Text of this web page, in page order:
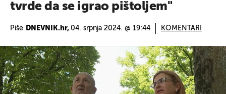
tvrde da se igrao pištoljem"
Piše DNEVNIK.hr, 04. srpnja 2024. @ 19:44 KOMENTARI